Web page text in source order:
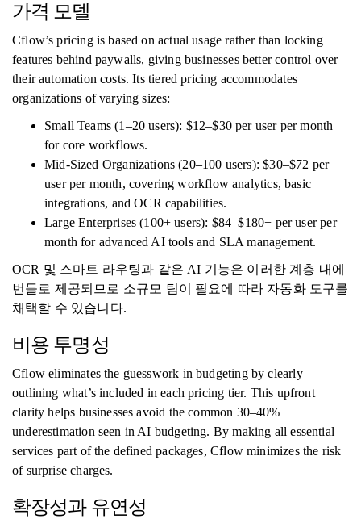
가격 모델
Cflow’s pricing is based on actual usage rather than locking
features behind paywalls, giving businesses better control over
their automation costs. Its tiered pricing accommodates
organizations of varying sizes:
Small Teams (1–20 users): $12–$30 per user per month
for core workflows.
Mid-Sized Organizations (20–100 users): $30–$72 per
user per month, covering workflow analytics, basic
integrations, and OCR capabilities.
Large Enterprises (100+ users): $84–$180+ per user per
month for advanced AI tools and SLA management.
OCR 및 스마트 라우팅과 같은 AI 기능은 이러한 계층 내에
번들로 제공되므로 소규모 팀이 필요에 따라 자동화 도구를
채택할 수 있습니다.
비용 투명성
Cflow eliminates the guesswork in budgeting by clearly
outlining what’s included in each pricing tier. This upfront
clarity helps businesses avoid the common 30–40%
underestimation seen in AI budgeting. By making all essential
services part of the defined packages, Cflow minimizes the risk
of surprise charges.
확장성과 유연성